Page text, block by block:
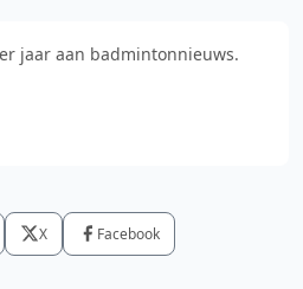
jaar aan badmintonnieuws.
X Facebook